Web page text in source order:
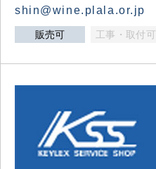
shin@wine.plala.or.jp
販売可 工事・取付可